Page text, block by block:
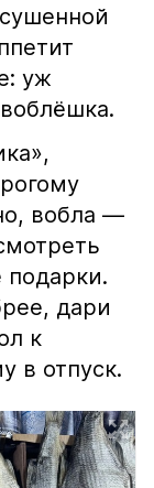
уж
вобла —
подарки.
дари
к
в отпуск.